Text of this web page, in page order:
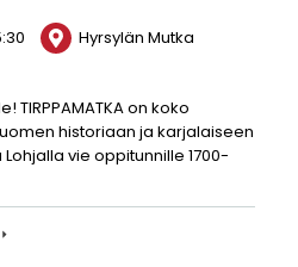
Hyrsylän Mutka
TIRPPAMATKA on koko
historiaan ja karjalaiseen
vie oppitunnille 1700-